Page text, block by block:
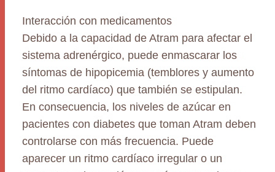
Interacción con medicamentos
Debido a la capacidad de Atram para afectar el
sistema adrenérgico, puede enmascarar los
síntomas de hipopicemia (temblores y aumento
del ritmo cardíaco) que también se estipulan.
En consecuencia, los niveles de azúcar en
pacientes con diabetes que toman Atram deben
controlarse con más frecuencia. Puede
aparecer un ritmo cardíaco irregular o un